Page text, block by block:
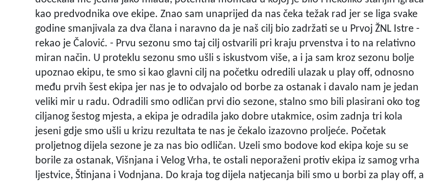
kao predvodnika ove ekipe. Znao sam unaprijed da nas čeka težak rad jer se liga svake
godine smanjivala za dva člana i naravno da je naš cilj bio zadržati se u Prvoj ŽNL Istre -
rekao je Čalović. - Prvu sezonu smo taj cilj ostvarili pri kraju prvenstva i to na relativno
miran način. U proteklu sezonu smo ušli s iskustvom više, a i ja sam kroz sezonu bolje
upoznao ekipu, te smo si kao glavni cilj na početku odredili ulazak u play off, odnosno
među prvih šest ekipa jer nas je to odvajalo od borbe za ostanak i davalo nam je jedan
veliki mir u radu. Odradili smo odličan prvi dio sezone, stalno smo bili plasirani oko tog
ciljanog šestog mjesta, a ekipa je odradila jako dobre utakmice, osim zadnja tri kola
jeseni gdje smo ušli u krizu rezultata te nas je čekalo izazovno proljeće. Početak
proljetnog dijela sezone je za nas bio odličan. Uzeli smo bodove kod ekipa koje su se
borile za ostanak, Višnjana i Velog Vrha, te ostali neporaženi protiv ekipa iz samog vrha
ljestvice, Štinjana i Vodnjana. Do kraja tog dijela natjecanja bili smo u borbi za play off, a